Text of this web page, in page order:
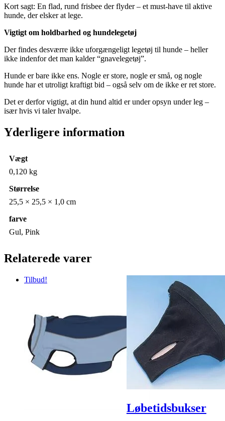
Kort sagt: En flad, rund frisbee der flyder – et must-have til aktive
hunde, der elsker at lege.
Vigtigt om holdbarhed og hundelegetøj
Der findes desværre ikke uforgængeligt legetøj til hunde – heller
ikke indenfor det man kalder “gnavelegetøj”.
Hunde er bare ikke ens. Nogle er store, nogle er små, og nogle
hunde har et utroligt kraftigt bid – også selv om de ikke er ret store.
Det er derfor vigtigt, at din hund altid er under opsyn under leg –
især hvis vi taler hvalpe.
Yderligere information
Vægt
0,120 kg
Størrelse
25,5 × 25,5 × 1,0 cm
farve
Gul, Pink
Relaterede varer
Tilbud!
Løbetidsbukser